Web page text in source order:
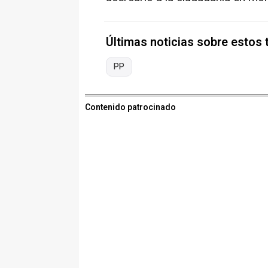
Últimas noticias sobre estos
PP
Contenido patrocinado